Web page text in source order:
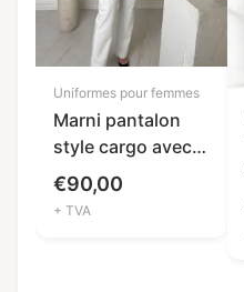
Uniformes pour femmes
Marni pantalon
style cargo avec
poches
€90,00
+ TVA